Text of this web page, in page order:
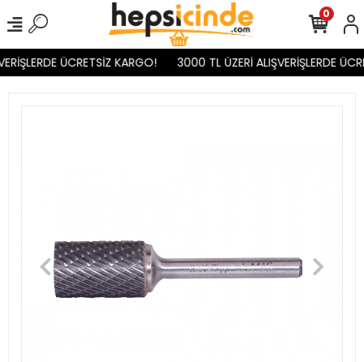
ÜCRETSİZ KARGO! 3000 TL ÜZERİ ALIŞVERİŞLERDE
0